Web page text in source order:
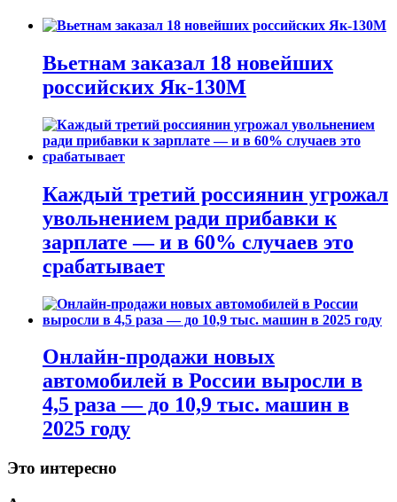
Вьетнам заказал 18 новейших
российских Як-130М
Каждый третий россиянин угрожал
увольнением ради прибавки к
зарплате — и в 60% случаев это
срабатывает
Онлайн-продажи новых
автомобилей в России выросли в
4,5 раза — до 10,9 тыс. машин в
2025 году
Это интересно